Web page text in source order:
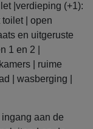
|verdieping (+1):
| open
en uitgeruste
1 en 2 |
| ruime
| wasberging |
ingang aan de